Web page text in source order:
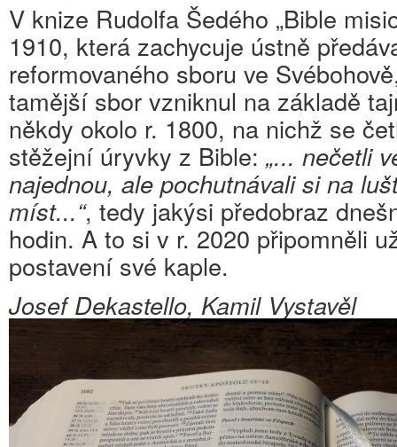
V knize Rudolfa Šedého „Bible
1910, která zachycuje ústně
reformovaného sboru ve
tamější sbor vzniknul na základě
někdy okolo r. 1800, na nichž se
stěžejní úryvky z Bible: „... nečetli
najednou, ale pochutnávali si na
míst...“, tedy jakýsi předobraz
hodin. A to si v r. 2020 připomněli
postavení své kaple.
Josef Dekastello, Kamil Vystavěl